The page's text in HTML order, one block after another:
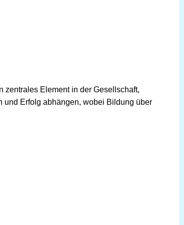
zentrales Element in der Gesellschaft,
und Erfolg abhängen, wobei Bildung über